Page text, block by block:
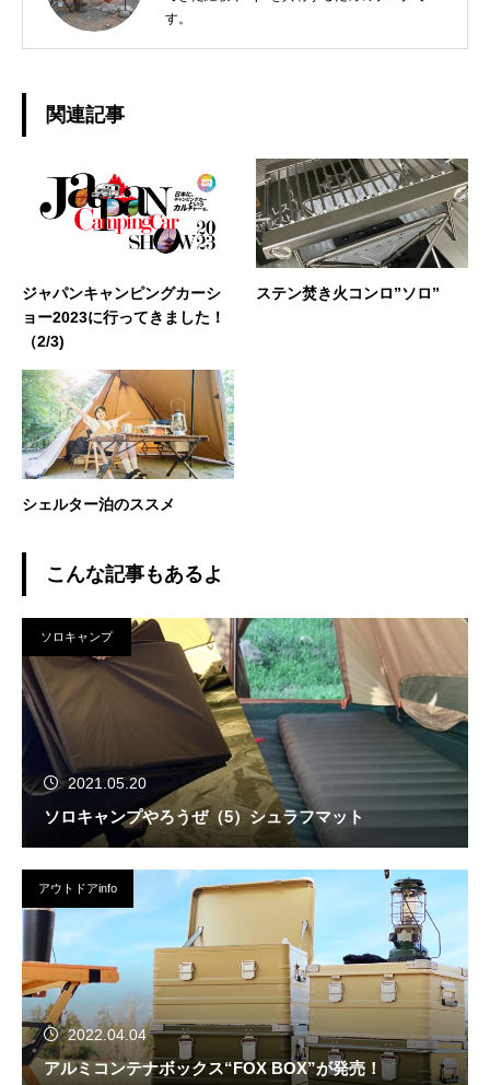
す。
関連記事
ジャパンキャンピングカーシ
ョー2023に行ってきました！
（2/3)
ステン焚き火コンロ”ソロ”
シェルター泊のススメ
こんな記事もあるよ
ソロキャンプ
2021.05.20
ソロキャンプやろうぜ（5）シュラフマット
アウトドアinfo
2022.04.04
アルミコンテナボックス“FOX BOX”が発売！